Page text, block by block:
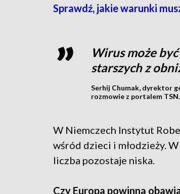
Sprawdź, jakie warunki
Wirus może
starszych z
Serhij Chumak, dyrektor
rozmowie z portalem
W Niemczech Instytut
wśród dzieci i młodzieży.
liczba pozostaje niska.
Czy Europa powinna